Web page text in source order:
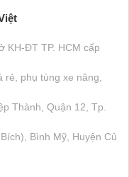
KH-ĐT TP. HCM cấp
phụ tùng xe nâng,
Thành, Quận 12, Tp.
Bình Mỹ, Huyện Củ